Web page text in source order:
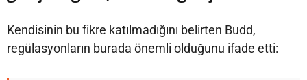
Kendisinin bu fikre katılmadığını belirten Budd,
regülasyonların burada önemli olduğunu ifade etti: